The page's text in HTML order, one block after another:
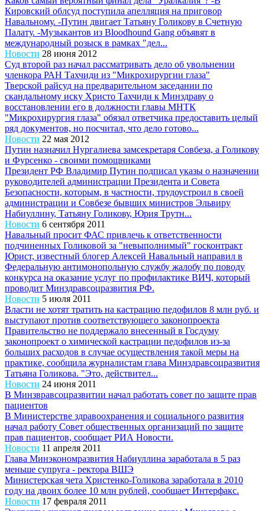
Кировский облсуд поступила апелляция на приговор
Навальному. -Путин двигает Татьяну Голикову в Счетную
Палату. -Музыкантов из Bloodhound Gang объявят в
международный розыск в рамках "дел...
Новости 28 июня 2012
Суд второй раз начал рассматривать дело об увольнении
членкора РАН Тахчиди из "Микрохирургии глаза"
Тверской райсуд на предварительном заседании по
скандальному иску Христо Тахчиди к Минздраву о
восстановлении его в должности главы МНТК
"Микрохирургия глаза" обязал ответчика предоставить целый
ряд документов, но посчитал, что дело готово...
Новости 22 мая 2012
Путин назначил Нургалиева замсекретаря Совбеза, а Голикову
и Фурсенко - своими помощниками
Президент РФ Владимир Путин подписал указы о назначении
руководителей администрации Президента и Совета
Безопасности, которым, в частности, трудоустроил в своей
администрации и Совбезе бывших министров Эльвиру
Набиуллину, Татьяну Голикову, Юрия Трутн...
Новости 6 сентября 2011
Навальный просит ФАС привлечь к ответственности
подчиненных Голиковой за "невыполнимый" госконтракт
Юрист, известный блогер Алексей Навальный направил в
Федеральную антимонопольную службу жалобу по поводу
конкурса на оказание услуг по профилактике ВИЧ, который
проводит Минздравсоцразвития РФ.
Новости 5 июля 2011
Власти не хотят тратить на кастрацию педофилов 8 млн руб. и
выступают против соответствующего законопроекта
Правительство не поддержало внесенный в Госдуму
законопроект о химической кастрации педофилов из-за
больших расходов в случае осуществления такой меры на
практике, сообщила журналистам глава Минздравсоцразвития
Татьяна Голикова. "Это, действител...
Новости 24 июня 2011
В Минзвравсоцразвитии начал работать совет по защите прав
пациентов
В Министерстве здравоохранения и социального развития
начал работу Совет общественных организаций по защите
прав пациентов, сообщает РИА Новости.
Новости 11 апреля 2011
Глава Минэкономразвития Набиуллина заработала в 5 раз
меньше супруга - ректора ВШЭ
Министерская чета Христенко-Голикова заработала в 2010
году на двоих более 10 млн рублей, сообщает Интерфакс.
Новости 17 февраля 2011